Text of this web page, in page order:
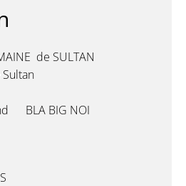
de SULTAN
BLA BIG NOI